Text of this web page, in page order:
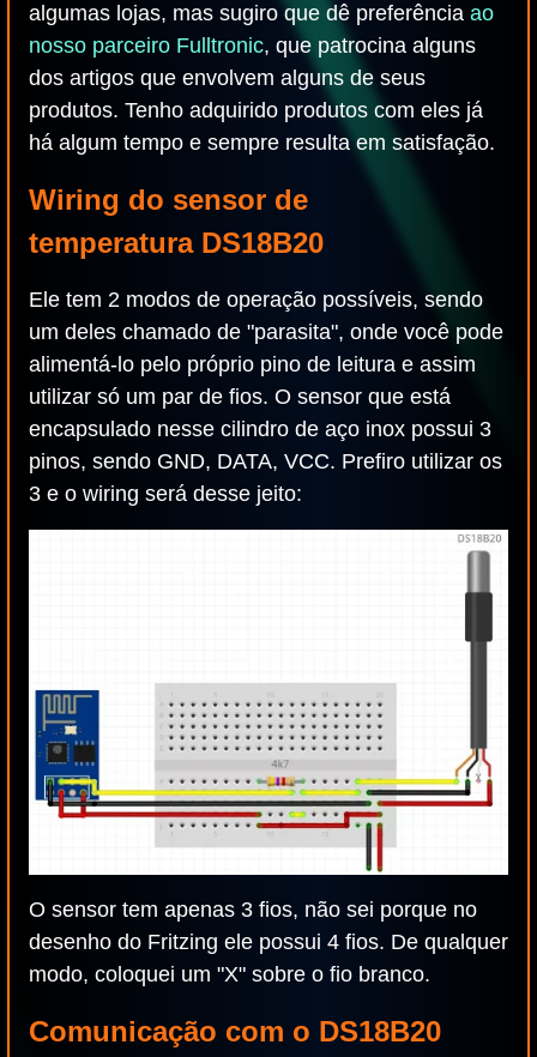
algumas lojas, mas sugiro que dê preferência ao
nosso parceiro Fulltronic, que patrocina alguns
dos artigos que envolvem alguns de seus
produtos. Tenho adquirido produtos com eles já
há algum tempo e sempre resulta em satisfação.
Wiring do sensor de
temperatura DS18B20
Ele tem 2 modos de operação possíveis, sendo
um deles chamado de "parasita", onde você pode
alimentá-lo pelo próprio pino de leitura e assim
utilizar só um par de fios. O sensor que está
encapsulado nesse cilindro de aço inox possui 3
pinos, sendo GND, DATA, VCC. Prefiro utilizar os
3 e o wiring será desse jeito:
O sensor tem apenas 3 fios, não sei porque no
desenho do Fritzing ele possui 4 fios. De qualquer
modo, coloquei um "X" sobre o fio branco.
Comunicação com o DS18B20